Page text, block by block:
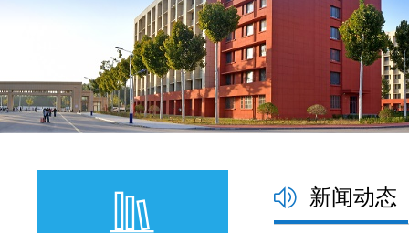
新闻动态